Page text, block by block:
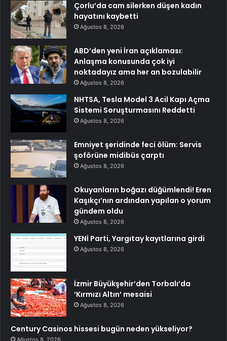
Çorlu’da cam silerken düşen kadın
hayatını kaybetti
Ağustos 8, 2026
ABD’den yeni İran açıklaması:
Anlaşma konusunda çok iyi
noktadayız ama her an bozulabilir
Ağustos 8, 2026
NHTSA, Tesla Model 3 Acil Kapı Açma
Sistemi Soruşturmasını Reddetti
Ağustos 8, 2026
Emniyet şeridinde feci ölüm: Servis
şoförüne midibüs çarptı
Ağustos 8, 2026
Okuyanların boğazı düğümlendi! Eren
Kaşıkçı’nın ardından yapılan o yorum
gündem oldu
Ağustos 8, 2026
YENİ Parti, Yargıtay kayıtlarına girdi
Ağustos 8, 2026
İzmir Büyükşehir’den Torbalı’da
‘Kırmızı Altın’ mesaisi
Ağustos 8, 2026
Century Casinos hissesi bugün neden yükseliyor?
Ağustos 8, 2026